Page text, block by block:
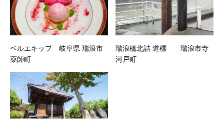
ベルエキップ 岐阜県 瑞浪市
薬師町
瑞浪橋北詰 道標 瑞浪市寺
河戸町